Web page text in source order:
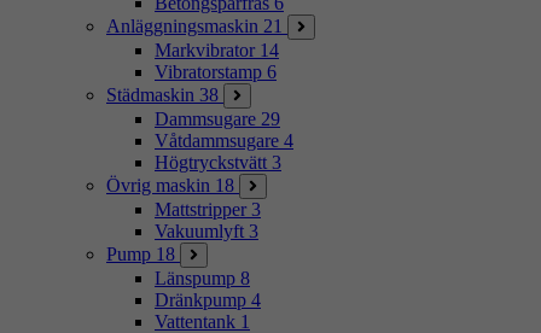
Anläggningsmaskin 21
Markvibrator 14
Vibratorstamp 6
Städmaskin 38
Dammsugare 29
Våtdammsugare 4
Högtryckstvätt 3
Övrig maskin 18
Mattstripper 3
Vakuumlyft 3
Pump 18
Länspump 8
Dränkpump 4
Vattentank 1